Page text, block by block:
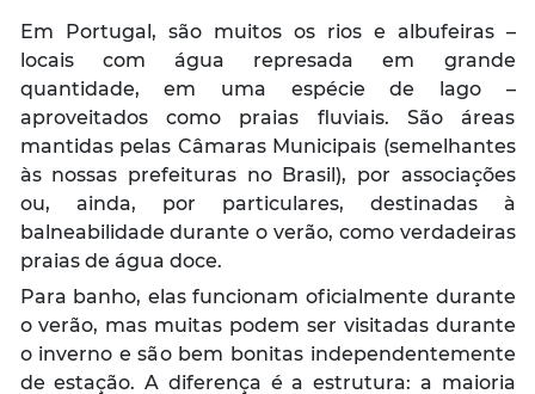
Em Portugal, são muitos os rios e albufeiras –
locais com água represada em grande
quantidade, em uma espécie de lago –
aproveitados como praias fluviais. São áreas
mantidas pelas Câmaras Municipais (semelhantes
às nossas prefeituras no Brasil), por associações
ou, ainda, por particulares, destinadas à
balneabilidade durante o verão, como verdadeiras
praias de água doce.
Para banho, elas funcionam oficialmente durante
o verão, mas muitas podem ser visitadas durante
o inverno e são bem bonitas independentemente
de estação. A diferença é a estrutura: a maioria